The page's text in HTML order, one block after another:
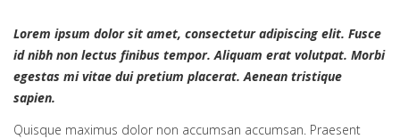
Lorem ipsum dolor sit amet, consectetur adipiscing elit. Fusce
id nibh non lectus finibus tempor. Aliquam erat volutpat. Morbi
egestas mi vitae dui pretium placerat. Aenean tristique
sapien.
Quisque maximus dolor non accumsan accumsan. Praesent